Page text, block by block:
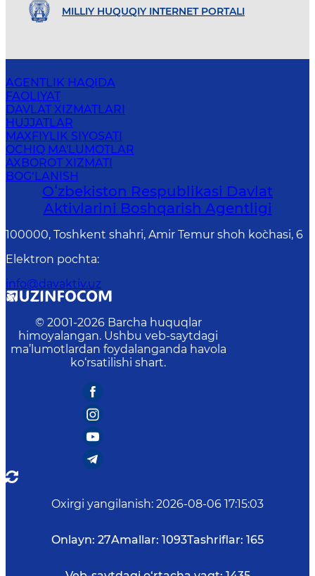
MILLIY HUQUQIY INTERNET PORTALI
AGENTLIK HAQIDA
FAOLIYAT
DAVLAT XIZMATLARI
HUJJATLAR
MAXFIYLIK SIYOSATI
OCHIQ MA'LUMOTLAR
AXBOROT XIZMATI
BOG‘LANISH
Oʻzbekiston Respublikasi Davlat
Aktivlarini Boshqarish Agentligi
100000, Toshkent shahri, Amir Temur shoh ko`chasi, 6
Elektron pochta:
info@davaktiv.uz
© 2001-2026 Barcha huquqlar
himoyalangan. Ushbu veb-saytdagi
ma’lumotlardan foydalanganda havola
ko‘rsatilishi shart.
Oxirgi yangilanish: 2026-08-06 17:15:03
Onlayn: 27Amallar: 1093Tashriflar: 165